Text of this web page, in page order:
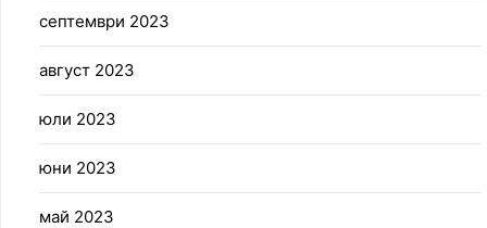
септември 2023
август 2023
юли 2023
юни 2023
май 2023